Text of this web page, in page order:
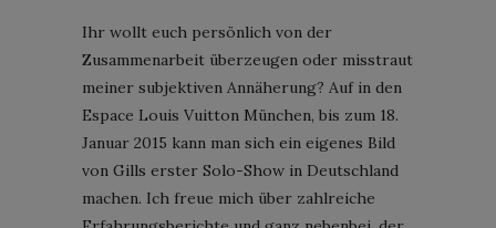
Ihr wollt euch persönlich von der
Zusammenarbeit überzeugen oder misstraut
meiner subjektiven Annäherung? Auf in den
Espace Louis Vuitton München, bis zum 18.
Januar 2015 kann man sich ein eigenes Bild
von Gills erster Solo-Show in Deutschland
machen. Ich freue mich über zahlreiche